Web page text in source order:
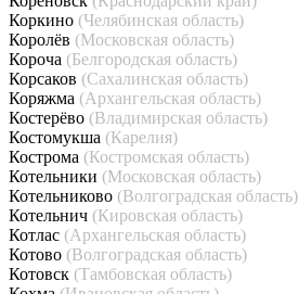
Коркино (Челябинская область)
Королёв (Московская область)
Короча (Белгородская область)
Корсаков (Сахалинская область)
Коряжма (Архангельская область)
Костерёво (Владимирская область)
Костомукша (Карелия)
Кострома (Костромская область)
Котельники (Московская область)
Котельниково (Волгоградская область)
Котельнич (Кировская область)
Котлас (Архангельская область)
Котово (Волгоградская область)
Котовск (Тамбовская область)